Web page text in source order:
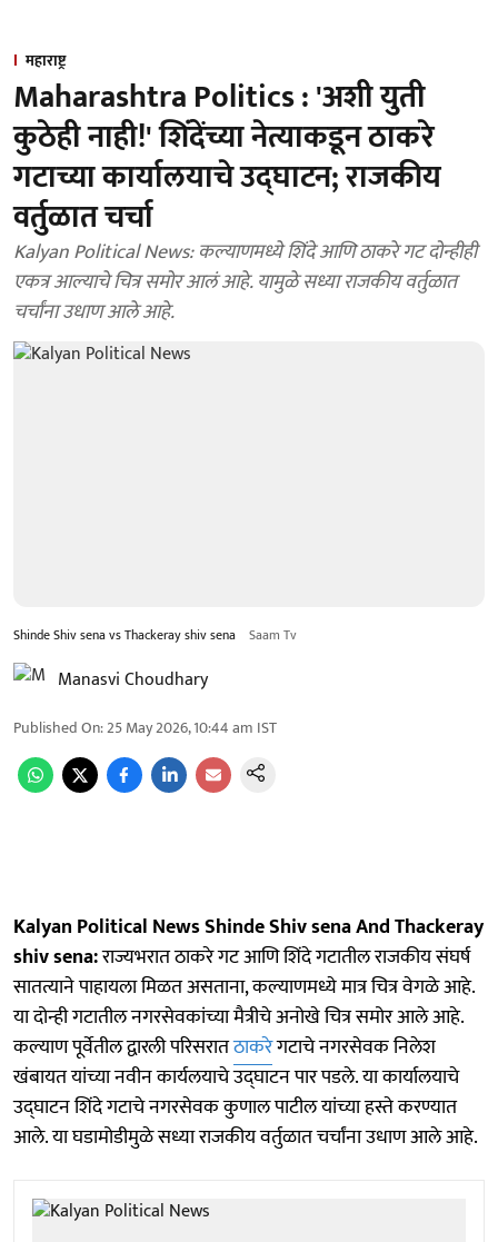
महाराष्ट्र
Maharashtra Politics : 'अशी युती
कुठेही नाही!' शिंदेंच्या नेत्याकडून ठाकरे
गटाच्या कार्यालयाचे उद्घाटन; राजकीय
वर्तुळात चर्चा
Kalyan Political News: कल्याणमध्ये शिंदे आणि ठाकरे गट दोन्हीही
एकत्र आल्याचे चित्र समोर आलं आहे. यामुळे सध्या राजकीय वर्तुळात
चर्चांना उधाण आले आहे.
Shinde Shiv sena vs Thackeray shiv sena Saam Tv
Manasvi Choudhary
Published On:25 May 2026, 10:44 am IST
Kalyan Political News Shinde Shiv sena And Thackeray
shiv sena:राज्यभरात ठाकरे गट आणि शिंदे गटातील राजकीय संघर्ष
सातत्याने पाहायला मिळत असताना, कल्याणमध्ये मात्र चित्र वेगळे आहे.
या दोन्ही गटातील नगरसेवकांच्या मैत्रीचे अनोखे चित्र समोर आले आहे.
कल्याण पूर्वेतील द्वारली परिसरातठाकरेगटाचे नगरसेवक निलेश
खंबायत यांच्या नवीन कार्यलयाचे उद्घाटन पार पडले. या कार्यालयाचे
उद्घाटन शिंदे गटाचे नगरसेवक कुणाल पाटील यांच्या हस्ते करण्यात
आले. या घडामोडीमुळे सध्या राजकीय वर्तुळात चर्चांना उधाण आले आहे.